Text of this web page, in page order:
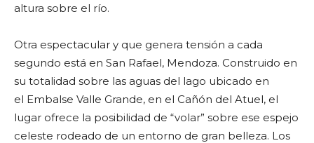
altura sobre el río.
Otra espectacular y que genera tensión a cada
segundo está en San Rafael, Mendoza. Construido en
su totalidad sobre las aguas del lago ubicado en
el Embalse Valle Grande, en el Cañón del Atuel, el
lugar ofrece la posibilidad de “volar” sobre ese espejo
celeste rodeado de un entorno de gran belleza. Los